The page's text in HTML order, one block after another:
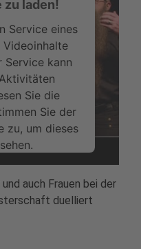
laden!
Service eines
Service kann
Sie die
Sie der
zu, um dieses
auch Frauen bei der
duelliert